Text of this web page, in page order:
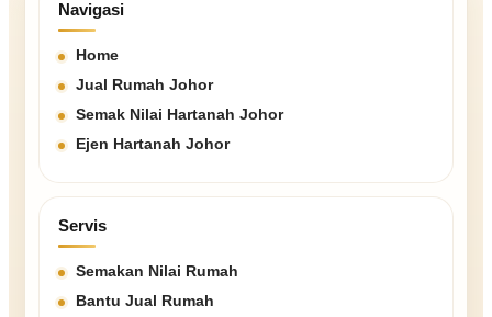
Navigasi
Home
Jual Rumah Johor
Semak Nilai Hartanah Johor
Ejen Hartanah Johor
Servis
Semakan Nilai Rumah
Bantu Jual Rumah